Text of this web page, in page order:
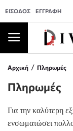
ΕΊΣΟΔΟΣ ΕΓΓΡΑΦΉ
Αρχική Πληρωμές
Πληρωμές
Για την καλύτερη
ενσωματώσει